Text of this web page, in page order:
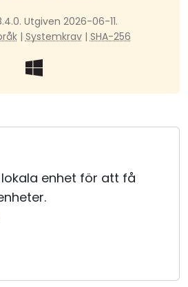
Utgiven 2026-06-11.
| Systemkrav| SHA-256
enhet för att få